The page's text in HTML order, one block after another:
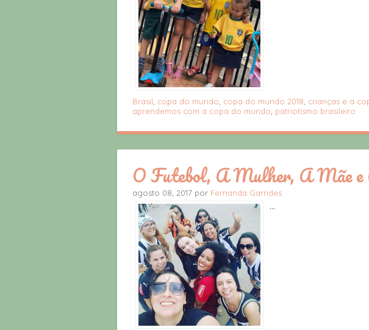
Brasil copa do mundo copa do mundo 2018 crianças e a
aprendemos com a copa do mundo patriotismo brasileiro
O Futebol, A Mulher, A Mãe
agosto 08, 2017 por Fernanda Garrides
...